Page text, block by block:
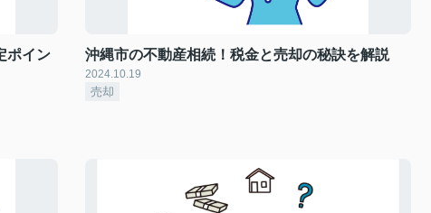
ポイン
沖縄市の不動産相続！税金と売却の秘訣を解説
2024.10.19
売却